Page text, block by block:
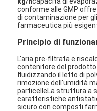
conforme alle GMP
di contaminazione per
farmaceutica più
Principio di
L'aria pre-filtrata e
contenitore del
fluidizzando il letto di
rimozione dell'umidità
particelleLa struttura a
caratteristiche
sicuro con composti